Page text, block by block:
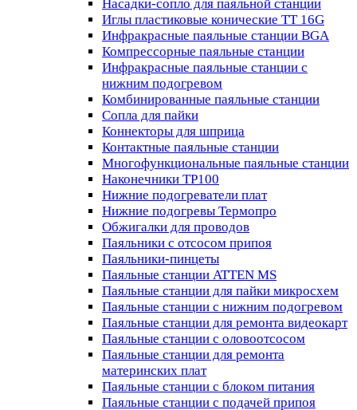
Насадки-сопло для паяльной станции
Иглы пластиковые конические TT 16G
Инфракрасные паяльные станции BGA
Компрессорные паяльные станции
Инфракрасные паяльные станции с
нижним подогревом
Комбинированные паяльные станции
Сопла для пайки
Коннекторы для шприца
Контактные паяльные станции
Многофункциональные паяльные станции
Наконечники TP100
Нижние подогреватели плат
Нижние подогревы Термопро
Обжигалки для проводов
Паяльники с отсосом припоя
Паяльники-пинцеты
Паяльные станции ATTEN MS
Паяльные станции для пайки микросхем
Паяльные станции с нижним подогревом
Паяльные станции для ремонта видеокарт
Паяльные станции с оловоотсосом
Паяльные станции для ремонта
материнских плат
Паяльные станции с блоком питания
Паяльные станции с подачей припоя